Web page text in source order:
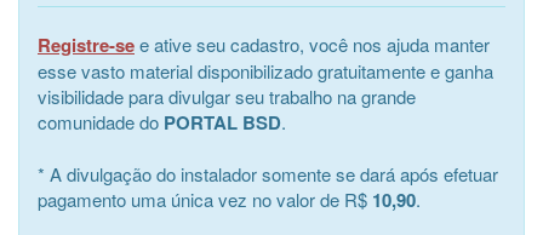
Registre-see ative seu cadastro, você nos ajuda manter
esse vasto material disponibilizado gratuitamente e ganha
visibilidade para divulgar seu trabalho na grande
comunidade do PORTAL BSD.
* A divulgação do instalador somente se dará após efetuar
pagamento uma única vez no valor de R$ 10,90.